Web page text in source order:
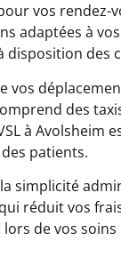
vos rendez-
adaptées à
des
vos
des
à Avolsheim
patients.
simplicité
réduit vos
de vos